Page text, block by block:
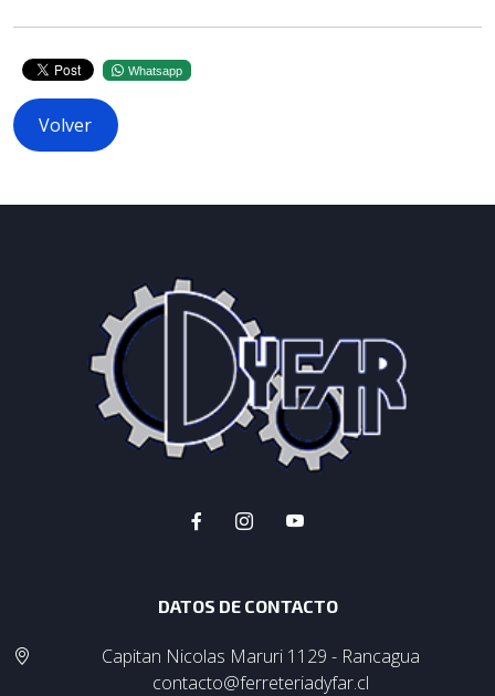
Whatsapp
Volver
DATOS DE CONTACTO
Capitan Nicolas Maruri 1129 - Rancagua
contacto@ferreteriadyfar.cl